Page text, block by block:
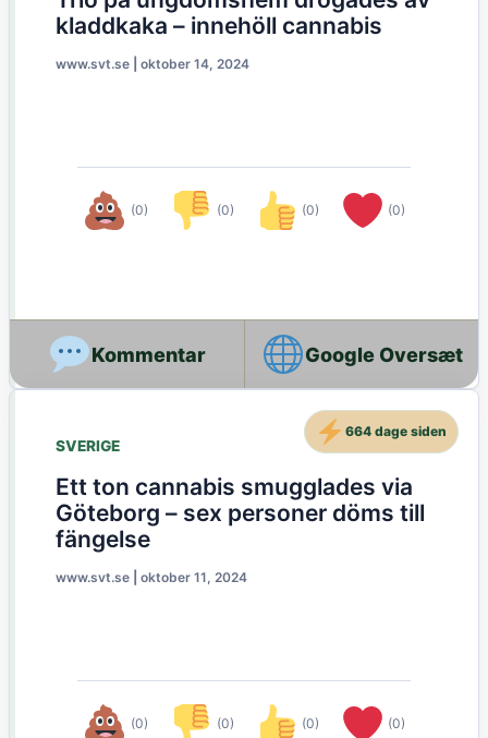
kladdkaka – innehöll cannabis
www.svt.se oktober 14, 2024
(0) (0) (0) (0)
Google Oversæt
SVERIGE
Ett ton cannabis smugglades via
Göteborg – sex personer döms till
fängelse
www.svt.se oktober 11, 2024
(0) (0) (0) (0)
664 dage siden